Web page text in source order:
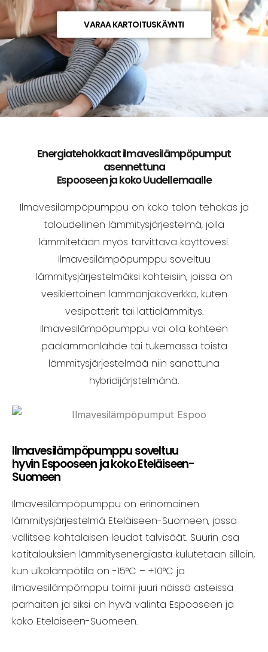
VARAA KARTOITUSKÄYNTI
Energiatehokkaat ilmavesilämpöpumput
asennettuna
Espooseen ja koko Uudellemaalle
Ilmavesilämpöpumppu on koko talon tehokas ja
taloudellinen lämmitysjärjestelmä, jolla
lämmitetään myös tarvittava käyttövesi.
Ilmavesilämpöpumppu soveltuu
lämmitysjärjestelmäksi kohteisiin, joissa on
vesikiertoinen lämmönjakoverkko, kuten
vesipatterit tai lattialämmitys.
Ilmavesilämpöpumppu voi olla kohteen
päälämmönlähde tai tukemassa toista
lämmitysjärjestelmää niin sanottuna
hybridijärjstelmänä.
Ilmavesilämpöpumppu soveltuu
hyvin Espooseen ja koko Eteläiseen-
Suomeen
Ilmavesilämpöpumppu on erinomainen
lämmitysjärjestelmä Eteläiseen-Suomeen, jossa
vallitsee kohtalaisen leudot talvisäät. Suurin osa
kotitalouksien lämmitysenergiasta kulutetaan silloin,
kun ulkolämpötila on -15°C – +10°C ja
ilmavesilämpömppu toimii juuri näissä asteissa
parhaiten ja siksi on hyvä valinta Espooseen ja
koko Eteläiseen-Suomeen.